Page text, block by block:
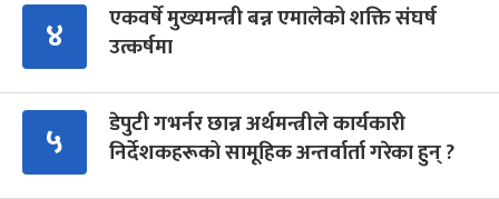
४
एकवर्षे मुख्यमन्त्री बन्न एमालेको शक्ति संघर्ष
उत्कर्षमा
५
डेपुटी गभर्नर छान्न अर्थमन्त्रीले कार्यकारी
निर्देशकहरूको सामूहिक अन्तर्वार्ता गरेका हुन् ?